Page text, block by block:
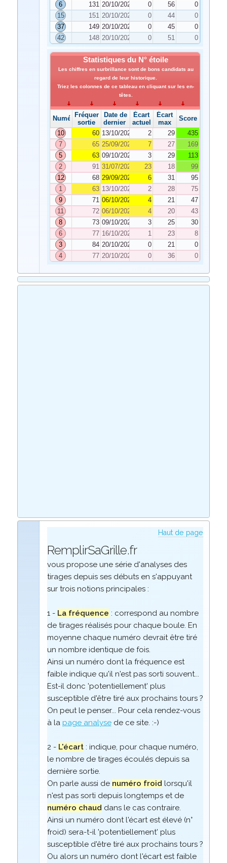
6
131 20/10/2020 0 56
0
15
151 20/10/2020 0 44
0
37
149 20/10/2020 0 45
0
42
148 20/10/2020 0 51 0
Statistiques du N° étoile
Les chiffres en surbrillance sont de bons candidats au
regard de leur historique.
Triez les colonnes de ce tableau en cliquant sur les en-
têtes.
NuméroFréquence de
sortie
Date de
dernier tirage
Écart
actuel
Écart
max
Score
10
60 13/10/2020 2 29
435
7
65 25/09/2020 7 27
169
5
63 09/10/2020 3 29
113
2
91 31/07/2020 23 18
99
12
68 29/09/2020 6 31
95
1
63 13/10/2020 2 28
75
9
71 06/10/2020 4 21
47
11
72 06/10/2020 4 20
43
8
73 09/10/2020 3 25
30
6
77 16/10/2020 1 23
8
3
84 20/10/2020 0 21
0
4
77 20/10/2020 0 36 0
Haut de page
RemplirSaGrille.fr
vous propose une série d'analyses des
tirages depuis ses débuts en s'appuyant
sur trois notions principales :
1 - La fréquence : correspond au nombre
de tirages réalisés pour chaque boule. En
moyenne chaque numéro devrait être tiré
un nombre identique de fois.
Ainsi un numéro dont la fréquence est
faible indique qu'il n'est pas sorti souvent...
Est-il donc 'potentiellement' plus
susceptible d'être tiré aux prochains tours ?
On peut le penser... Pour cela rendez-vous
à la page analysede ce site. :-)
2 - L'écart: indique, pour chaque numéro,
le nombre de tirages écoulés depuis sa
dernière sortie.
On parle aussi de numéro froid lorsqu'il
n'est pas sorti depuis longtemps et de
numéro chaud dans le cas contraire.
Ainsi un numéro dont l'écart est élevé (n°
froid) sera-t-il 'potentiellement' plus
susceptible d'être tiré aux prochains tours ?
Ou alors un numéro dont l'écart est faible